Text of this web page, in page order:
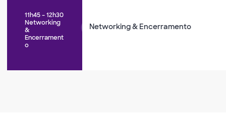
11h45 – 12h30
Networking
&
Encerrament
o
Networking & Encerramento